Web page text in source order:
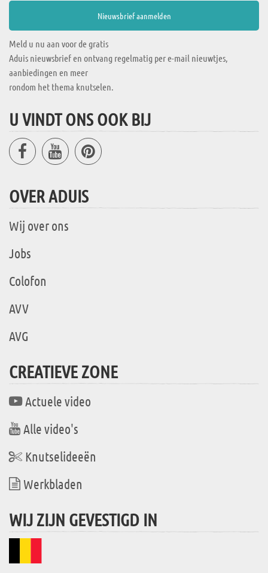
Meld u nu aan voor de gratis
Aduis nieuwsbrief en ontvang regelmatig per e-mail nieuwtjes,
aanbiedingen en meer
rondom het thema knutselen.
U VINDT ONS OOK BIJ
OVER ADUIS
Wij over ons
Jobs
Colofon
AVV
AVG
CREATIEVE ZONE
Actuele video
Alle video's
Knutselideeën
Werkbladen
WIJ ZIJN GEVESTIGD IN